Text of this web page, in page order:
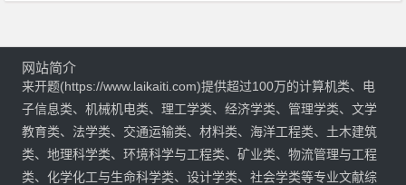
网站简介
来开题(https://www.laikaiti.com)提供超过100万的计算机类、电
子信息类、机械机电类、理工学类、经济学类、管理学类、文学
教育类、法学类、交通运输类、材料类、海洋工程类、土木建筑
类、地理科学类、环境科学与工程类、矿业类、物流管理与工程
类、化学化工与生命科学类、设计学类、社会学类等专业文献综